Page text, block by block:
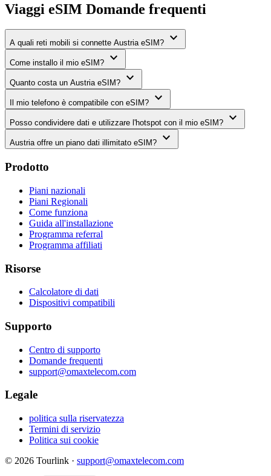
Viaggi eSIM Domande frequenti
A quali reti mobili si connette Austria eSIM? expand_more
Come installo il mio eSIM? expand_more
Quanto costa un Austria eSIM? expand_more
Il mio telefono è compatibile con eSIM? expand_more
Posso condividere dati e utilizzare l'hotspot con il mio eSIM? expand_more
Austria offre un piano dati illimitato eSIM? expand_more
Prodotto
Piani nazionali
Piani Regionali
Come funziona
Guida all'installazione
Programma referral
Programma affiliati
Risorse
Calcolatore di dati
Dispositivi compatibili
Supporto
Centro di supporto
Domande frequenti
support@omaxtelecom.com
Legale
politica sulla riservatezza
Termini di servizio
Politica sui cookie
© 2026 Tourlink · support@omaxtelecom.com